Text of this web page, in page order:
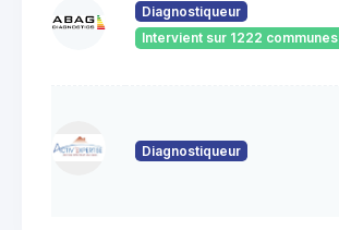
Diagnostiqueur
Intervient sur 1222 communes
Diagnostiqueur